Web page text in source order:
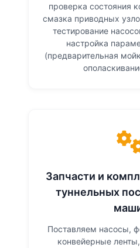
проверка состояния
смазка приводных
тестирование
настройка
(предварительная
Запчасти и
туннельных
Поставляем насосы,
конвейерные